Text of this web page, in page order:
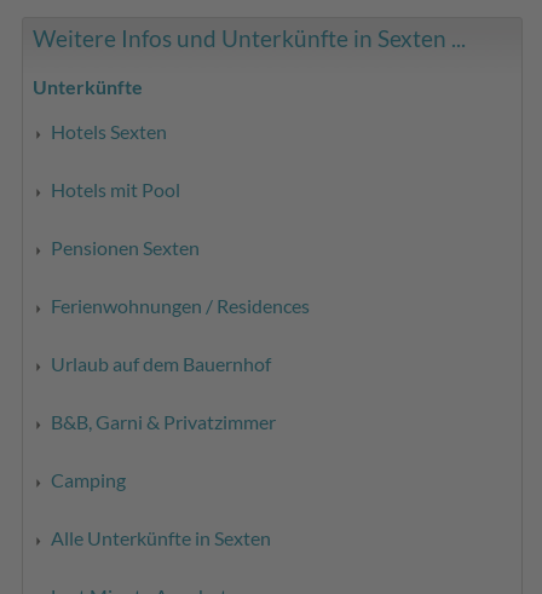
Weitere Infos und Unterkünfte in Sexten ...
Unterkünfte
Hotels Sexten
Hotels mit Pool
Pensionen Sexten
Ferienwohnungen / Residences
Urlaub auf dem Bauernhof
B&B, Garni & Privatzimmer
Camping
Alle Unterkünfte in Sexten